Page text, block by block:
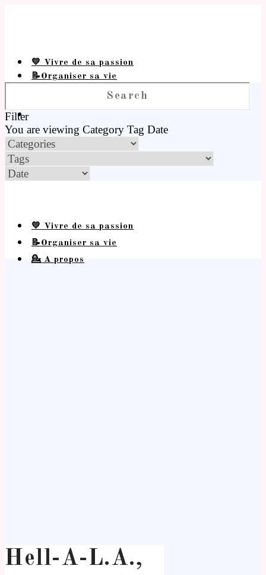
💛 Vivre de sa passion
📝Organiser sa vie
Filter
You are viewing Category Tag Date
💛 Vivre de sa passion
📝Organiser sa vie
💁 A propos
Hell-A-L.A.,